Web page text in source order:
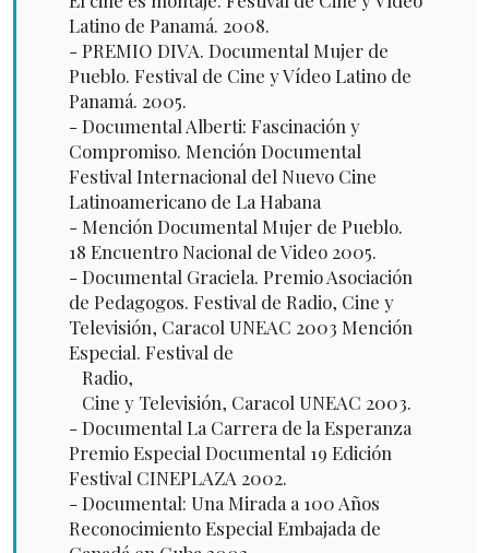
Latino de Panamá. 2008.
- PREMIO DIVA. Documental Mujer de
Pueblo. Festival de Cine y Vídeo Latino de
Panamá. 2005.
- Documental Alberti: Fascinación y
Compromiso. Mención Documental
Festival Internacional del Nuevo Cine
Latinoamericano de La Habana
- Mención Documental Mujer de Pueblo.
18 Encuentro Nacional de Video 2005.
- Documental Graciela. Premio Asociación
de Pedagogos. Festival de Radio, Cine y
Televisión, Caracol UNEAC 2003 Mención
Especial. Festival de
Radio,
Cine y Televisión, Caracol UNEAC 2003.
- Documental La Carrera de la Esperanza
Premio Especial Documental 19 Edición
Festival CINEPLAZA 2002.
- Documental: Una Mirada a 100 Años
Reconocimiento Especial Embajada de